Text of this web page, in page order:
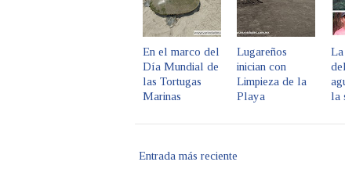
En el marco del
Día Mundial de
las Tortugas
Marinas
Lugareños
inician con
Limpieza de la
Playa
La
la
Entrada más reciente